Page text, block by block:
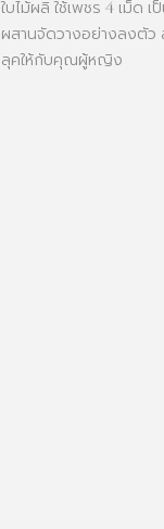
ใบไม้ผลิ ใช้เพชร 4 เม็ด
ผสานจัดวางอย่างลงตัว
ลุคให้กับคุณผู้หญิง